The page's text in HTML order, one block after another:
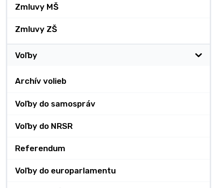
Zmluvy MŠ
Zmluvy ZŠ
Voľby
Archív volieb
Voľby do samospráv
Voľby do NRSR
Referendum
Voľby do europarlamentu